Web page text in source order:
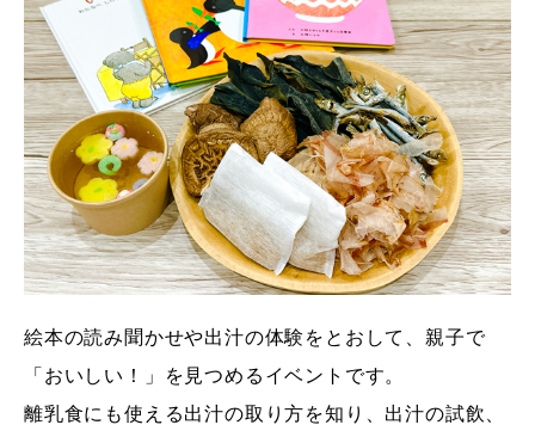
絵本の読み聞かせや出汁の体験をとおして、親子で
「おいしい！」を見つめるイベントです。
離乳食にも使える出汁の取り方を知り、出汁の試飲、